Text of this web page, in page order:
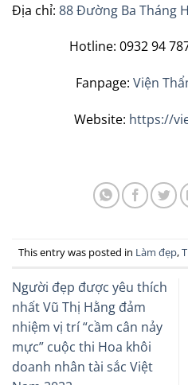
Địa chỉ: 88 Đường Ba Tháng
Hotline: 0932 94
Fanpage: Viện
Website: https://
This entry was posted in Làm đẹp,
Người đẹp được yêu thích
nhất Vũ Thị Hằng đảm
nhiệm vị trí “cầm cân nảy
mực” cuộc thi Hoa khôi
doanh nhân tài sắc Việt